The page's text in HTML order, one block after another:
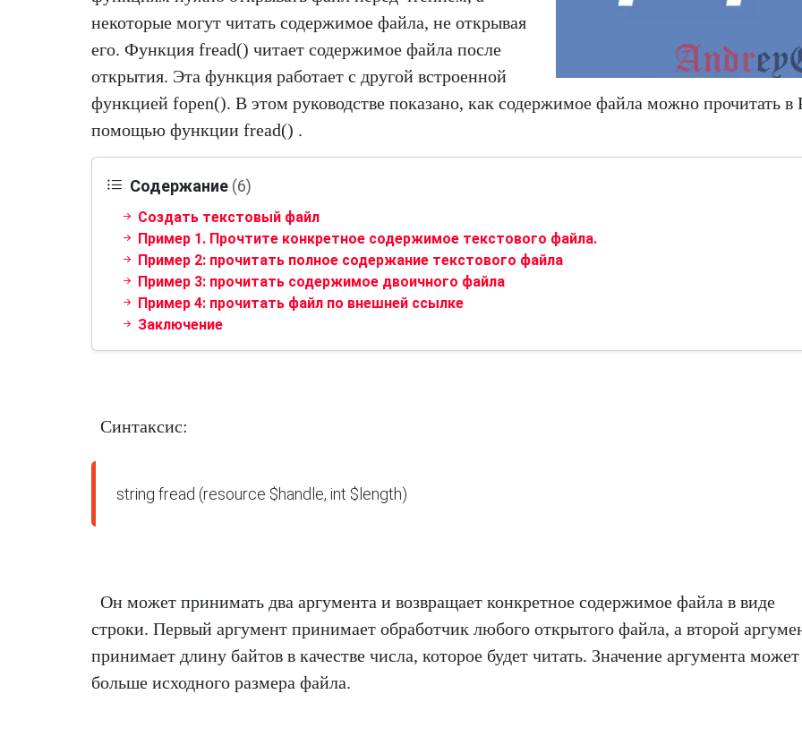
некоторые могут читать содержимое файла, не открывая
его. Функция fread() читает содержимое файла после
открытия. Эта функция работает с другой встроенной
функцией fopen(). В этом руководстве показано, как содержимое файла можно прочитать в
помощью функции fread() .
Содержание (6)
Создать текстовый файл
Пример 1. Прочтите конкретное содержимое текстового файла.
Пример 2: прочитать полное содержание текстового файла
Пример 3: прочитать содержимое двоичного файла
Пример 4: прочитать файл по внешней ссылке
Заключение
Синтаксис:
string fread (resource $handle, int $length)
Он может принимать два аргумента и возвращает конкретное содержимое файла в виде
строки. Первый аргумент принимает обработчик любого открытого файла, а второй
принимает длину байтов в качестве числа, которое будет читать. Значение аргумента
больше исходного размера файла.